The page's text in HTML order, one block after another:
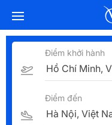
Điểm khởi hành
Điểm đến